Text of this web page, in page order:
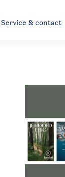
Service & contact